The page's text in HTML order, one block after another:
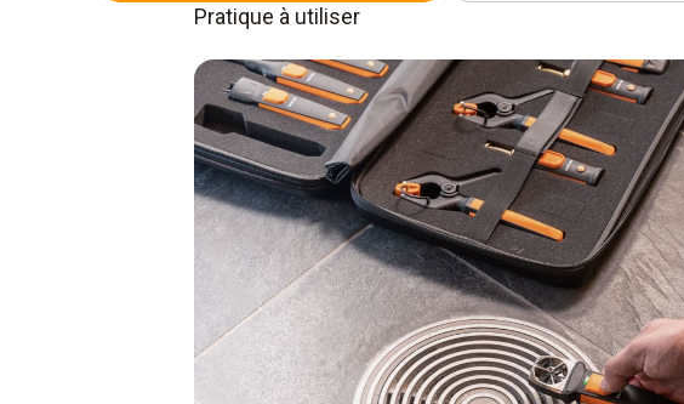
Pratique à utiliser